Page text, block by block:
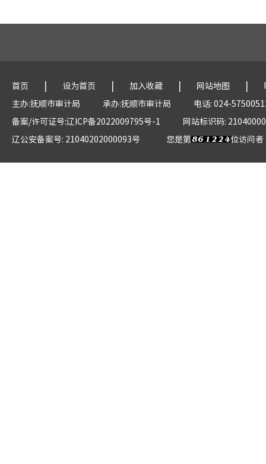
首页 | 设为首页 | 加入收藏 | 网站地图 |
主办:抚顺市审计局
承办:抚顺市审计局
电话: 024-
备案/许可证号:辽ICP备2022009795号-1
网站标识码:
辽公安备案号: 21040202000093号
您是第 位访问者